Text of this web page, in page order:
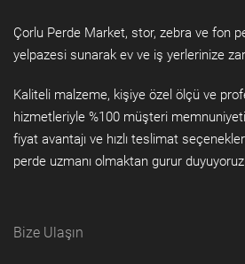
Çorlu Perde Market, stor, zebra ve fon
yelpazesi sunarak ev ve iş yerlerinize
Kaliteli malzeme, kişiye özel ölçü ve
hizmetleriyle %100 müşteri
fiyat avantajı ve hızlı teslimat
perde uzmanı olmaktan gurur duyuyoruz.
Bize Ulaşın